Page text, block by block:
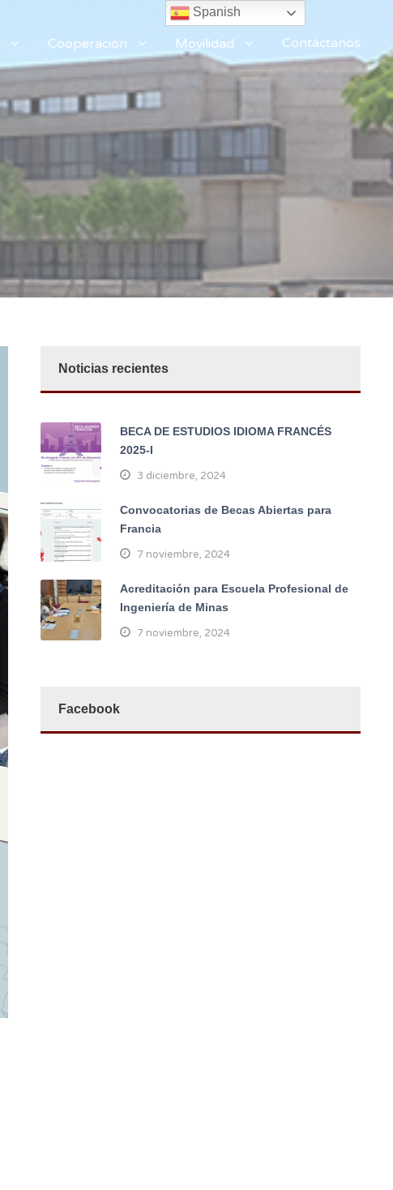
Cooperación Movilidad Contáctanos
Noticias recientes
BECA DE ESTUDIOS IDIOMA FRANCÉS
2025-I
3 diciembre, 2024
Convocatorias de Becas Abiertas para
Francia
7 noviembre, 2024
Acreditación para Escuela Profesional de
Ingeniería de Minas
7 noviembre, 2024
Facebook
Spanish